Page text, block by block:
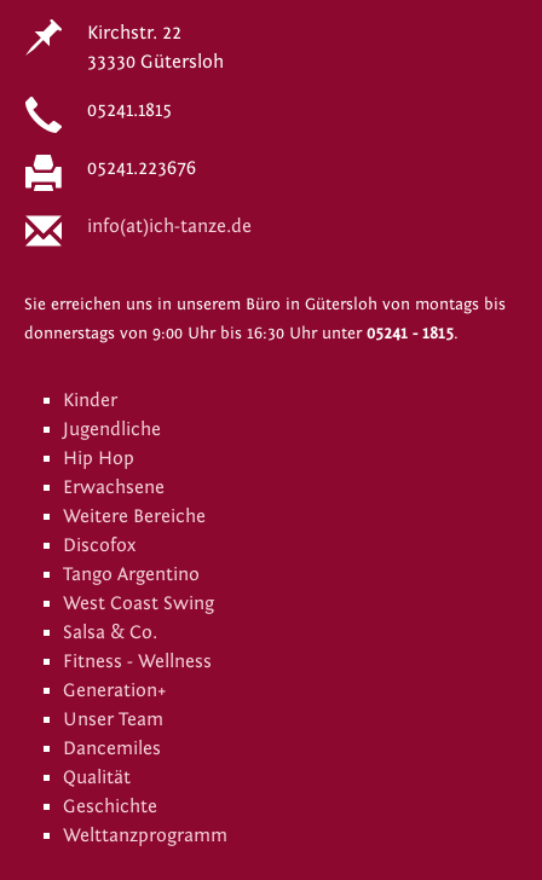
Kirchstr. 22
33330 Gütersloh
05241.1815
05241.223676
info(at)ich-tanze.de
Sie erreichen uns in unserem Büro in Gütersloh von montags bis
donnerstags von 9:00 Uhr bis 16:30 Uhr unter05241 - 1815.
Kinder
Jugendliche
Hip Hop
Erwachsene
Weitere Bereiche
Discofox
Tango Argentino
West Coast Swing
Salsa & Co.
Fitness - Wellness
Generation+
Unser Team
Dancemiles
Qualität
Geschichte
Welttanzprogramm